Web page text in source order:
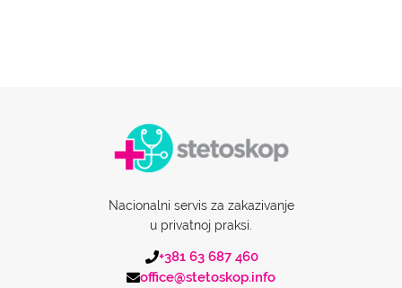
Nacionalni servis za zakazivanje
u privatnoj praksi.
+381 63 687 460
office@stetoskop.info